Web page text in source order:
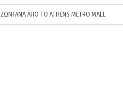
ΖΩΝΤΑΝΑ ΑΠΟ ΤΟ ATHENS METRO MALL